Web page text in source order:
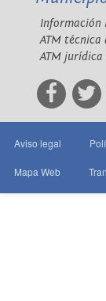
Información
ATM técnica
ATM
Aviso legal
Mapa Web